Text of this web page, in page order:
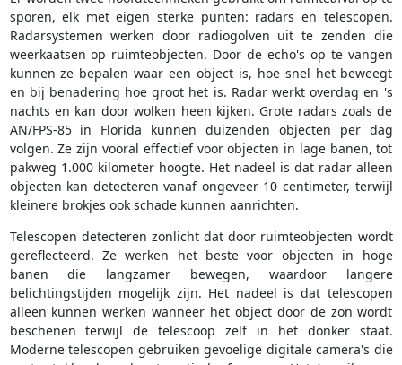
sporen, elk met eigen sterke punten: radars en telescopen.
Radarsystemen werken door radiogolven uit te zenden die
weerkaatsen op ruimteobjecten. Door de echo's op te vangen
kunnen ze bepalen waar een object is, hoe snel het beweegt
en bij benadering hoe groot het is. Radar werkt overdag en 's
nachts en kan door wolken heen kijken. Grote radars zoals de
AN/FPS-85 in Florida kunnen duizenden objecten per dag
volgen. Ze zijn vooral effectief voor objecten in lage banen, tot
pakweg 1.000 kilometer hoogte. Het nadeel is dat radar alleen
objecten kan detecteren vanaf ongeveer 10 centimeter, terwijl
kleinere brokjes ook schade kunnen aanrichten.
Telescopen detecteren zonlicht dat door ruimteobjecten wordt
gereflecteerd. Ze werken het beste voor objecten in hoge
banen die langzamer bewegen, waardoor langere
belichtingstijden mogelijk zijn. Het nadeel is dat telescopen
alleen kunnen werken wanneer het object door de zon wordt
beschenen terwijl de telescoop zelf in het donker staat.
Moderne telescopen gebruiken gevoelige digitale camera's die